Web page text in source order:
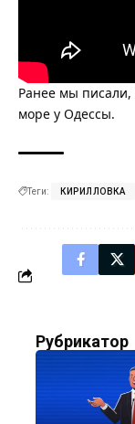
Ранее мы писали,
море у Одессы.
Теги: КИРИЛЛОВКА
Рубрикатор